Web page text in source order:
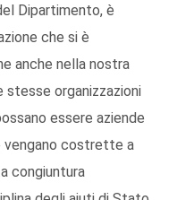
Dipartimento, è
che si è
anche nella nostra
stesse organizzazioni
essere aziende
vengano costrette a
congiuntura